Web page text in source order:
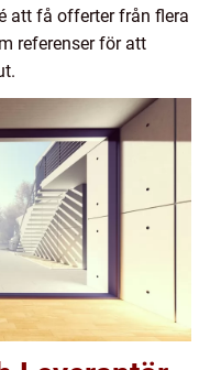
att få offerter från flera
referenser för att